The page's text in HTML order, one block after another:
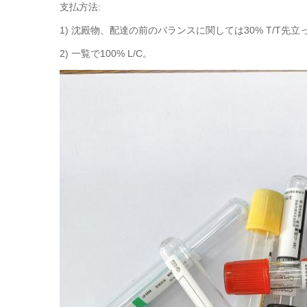
支払方法:
1) 沈殿物、配達の前のバランスに関しては30% T/T先立
2) 一覧で100% L/C。